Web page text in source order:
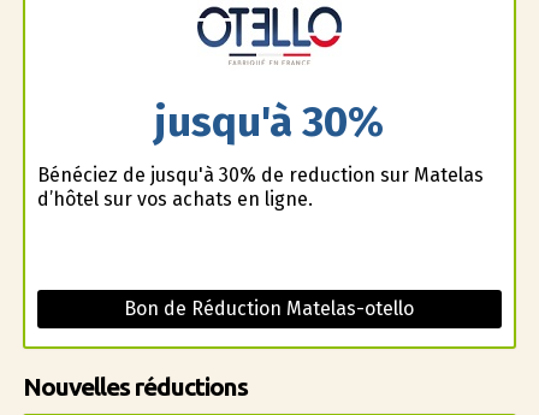
jusqu'à 30%
Bénéficiez de jusqu'à 30% de reduction sur Matelas
d’hôtel sur vos achats en ligne.
Bon de Réduction Matelas-otello
Nouvelles réductions